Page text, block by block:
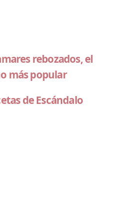
rebozados, el
más popular
de Escándalo